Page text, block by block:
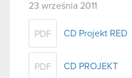
23 września 2011
PDF CD Projekt RED
PDF CD PROJEKT